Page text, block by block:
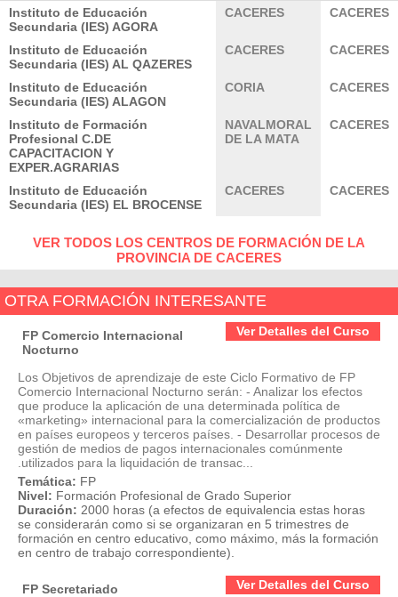
Instituto de Educación
Secundaria (IES) AGORA
CACERES CACERES
Instituto de Educación
Secundaria (IES) AL QAZERES
CACERES CACERES
Instituto de Educación
Secundaria (IES) ALAGON
CORIA CACERES
Instituto de Formación
Profesional C.DE
CAPACITACION Y
EXPER.AGRARIAS
NAVALMORAL
DE LA MATA
CACERES
Instituto de Educación
Secundaria (IES) EL BROCENSE
CACERES CACERES
VER TODOS LOS CENTROS DE FORMACIÓN DE LA
PROVINCIA DE CACERES
OTRA FORMACIÓN INTERESANTE
Ver Detalles del Curso
FP Comercio Internacional
Nocturno
Los Objetivos de aprendizaje de este Ciclo Formativo de FP
Comercio Internacional Nocturno serán: - Analizar los efectos
que produce la aplicación de una determinada política de
«marketing» internacional para la comercialización de productos
en países europeos y terceros países. - Desarrollar procesos de
gestión de medios de pagos internacionales comúnmente
.utilizados para la liquidación de transac...
Temática: FP
Nivel: Formación Profesional de Grado Superior
Duración: 2000 horas (a efectos de equivalencia estas horas
se considerarán como si se organizaran en 5 trimestres de
formación en centro educativo, como máximo, más la formación
en centro de trabajo correspondiente).
Ver Detalles del Curso
FP Secretariado